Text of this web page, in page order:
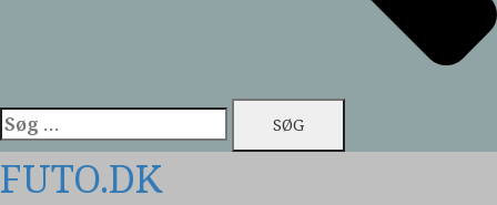
Søg
efter:
FUTO.DK